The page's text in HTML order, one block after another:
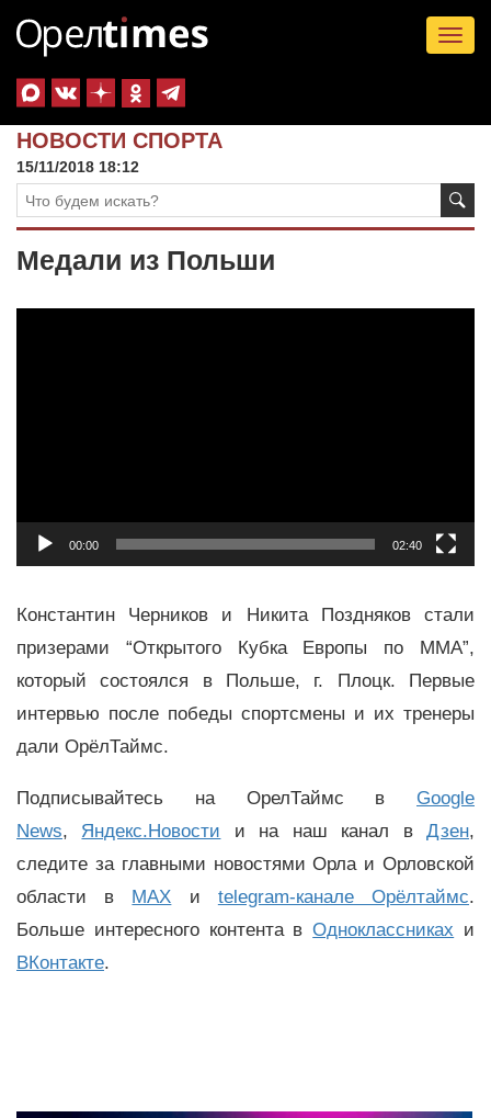
НОВОСТИ СПОРТА
15/11/2018 18:12
Медали из Польши
00:00 02:40
Константин Черников и Никита Поздняков стали
призерами “Открытого Кубка Европы по ММА”,
который состоялся в Польше, г. Плоцк. Первые
интервью после победы спортсмены и их тренеры
дали ОрёлТаймс.
Подписывайтесь на ОрелТаймс в Google
News, Яндекс.Новости и на наш канал вДзен,
следите за главными новостями Орла и Орловской
области в MAX и telegram-канале Орёлтаймс.
Больше интересного контента вОдноклассниках и
ВКонтакте.